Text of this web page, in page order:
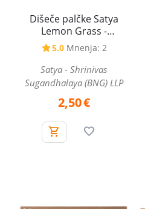
Dišeče palčke Satya
Lemon Grass -
Limonska trava, 15 g
5.0 Mnenja: 2
Satya - Shrinivas
Sugandhalaya (BNG) LLP
2,50€